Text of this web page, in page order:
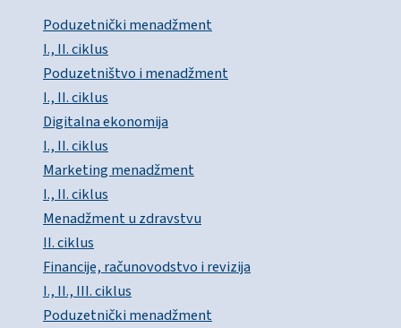
Poduzetnički menadžment
I., II. ciklus
Poduzetništvo i menadžment
I., II. ciklus
Digitalna ekonomija
I., II. ciklus
Marketing menadžment
I., II. ciklus
Menadžment u zdravstvu
II. ciklus
Financije, računovodstvo i revizija
I., II., III. ciklus
Poduzetnički menadžment